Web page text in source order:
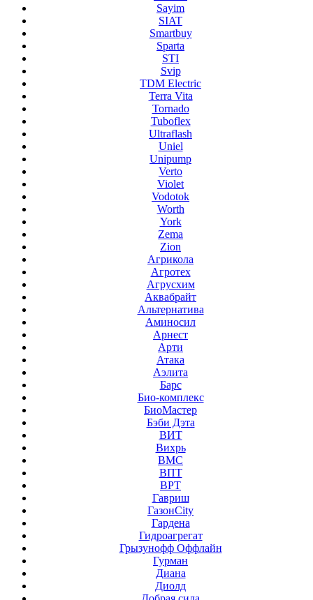
Sayim
SIAT
Smartbuy
Sparta
STI
Svip
TDM Electric
Terra Vita
Tornado
Tuboflex
Ultraflash
Uniel
Unipump
Verto
Violet
Vodotok
Worth
York
Zema
Zion
Агрикола
Агротех
Агрусхим
Аквабрайт
Альтернатива
Аминосил
Арнест
Арти
Атака
Аэлита
Барс
Био-комплекс
БиоМастер
Бэби Дэта
ВИТ
Вихрь
ВМС
ВПТ
ВРТ
Гавриш
ГазонCity
Гардена
Гидроагрегат
Грызунофф Оффлайн
Гурман
Диана
Диолд